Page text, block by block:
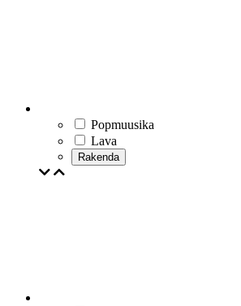
Popmuusika
Lava
Rakenda